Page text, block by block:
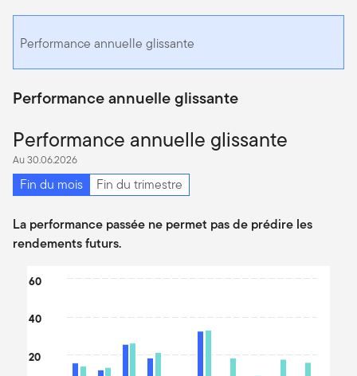
Performance annuelle glissante
Performance annuelle glissante
Performance annuelle glissante
Au 30.06.2026
Fin du mois Fin du trimestre
La performance passée ne permet pas de prédire les
rendements futurs.
The chart has 1 X axis displaying categories.
The chart has 1 Y axis displaying values. Data ranges from -
20
40
60